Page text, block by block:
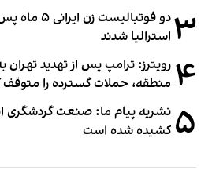
۳
دو
استرالیا شدند
۴ رویترز: ترامپ پس از تهدید
منطقه، حملات گسترده را متوقف
۵ نشریه پیام ما: صنعت گردشگری
کشیده شده است